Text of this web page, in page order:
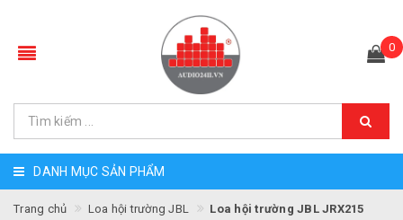
0
DANH MỤC SẢN PHẨM
Trang chủ Loa hội trường JBL Loa hội trường JBL JRX215